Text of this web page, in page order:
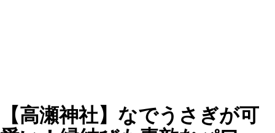
【高瀬神社】なでうさぎが可